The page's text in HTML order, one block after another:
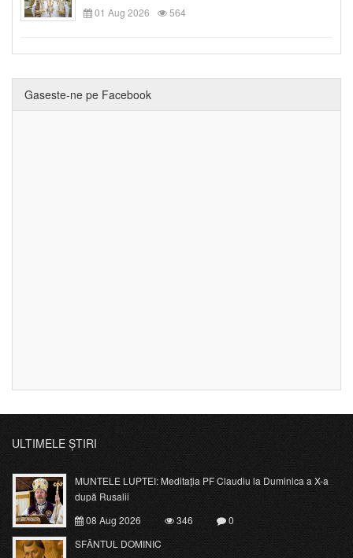
01 Aug 2026
564
Gaseste-ne pe Facebook
ULTIMELE ȘTIRI
MUNTELE LUPTEI: Meditația PF Claudiu la Duminica a X-a
după Rusalii
08 Aug 2026
346
0
SFÂNTUL DOMINIC